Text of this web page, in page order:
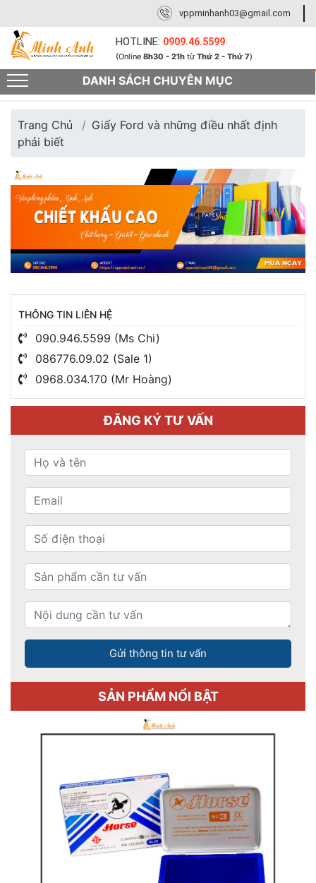
DANH SÁCH CHUYÊN MỤC
vppminhanh03@gmail.com
HOTLINE: 0909.46.5599
(Online8h30 - 21h từThứ 2 - Thứ 7)
Trang Chủ
Giấy Ford và những điều nhất định
phải biết
THÔNG TIN LIÊN HỆ
090.946.5599 (Ms Chi)
086776.09.02 (Sale 1)
0968.034.170 (Mr Hoàng)
ĐĂNG KÝ TƯ VẤN
Gửi thông tin tư vấn
SẢN PHẨM NỔI BẬT